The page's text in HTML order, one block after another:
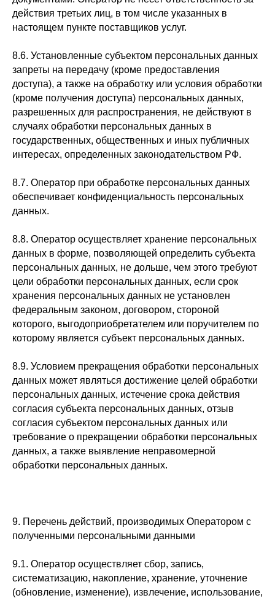
действия третьих лиц, в том числе указанных в
настоящем пункте поставщиков услуг.
8.6. Установленные субъектом персональных данных
запреты на передачу (кроме предоставления
доступа), а также на обработку или условия обработки
(кроме получения доступа) персональных данных,
разрешенных для распространения, не действуют в
случаях обработки персональных данных в
государственных, общественных и иных публичных
интересах, определенных законодательством РФ.
8.7. Оператор при обработке персональных данных
обеспечивает конфиденциальность персональных
данных.
8.8. Оператор осуществляет хранение персональных
данных в форме, позволяющей определить субъекта
персональных данных, не дольше, чем этого требуют
цели обработки персональных данных, если срок
хранения персональных данных не установлен
федеральным законом, договором, стороной
которого, выгодоприобретателем или поручителем по
которому является субъект персональных данных.
8.9. Условием прекращения обработки персональных
данных может являться достижение целей обработки
персональных данных, истечение срока действия
согласия субъекта персональных данных, отзыв
согласия субъектом персональных данных или
требование о прекращении обработки персональных
данных, а также выявление неправомерной
обработки персональных данных.
9. Перечень действий, производимых Оператором с
полученными персональными данными
9.1. Оператор осуществляет сбор, запись,
систематизацию, накопление, хранение, уточнение
(обновление, изменение), извлечение, использование,